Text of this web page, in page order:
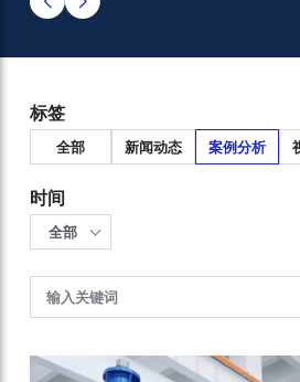
标签
全部 新闻动态 案例分析
时间
全部